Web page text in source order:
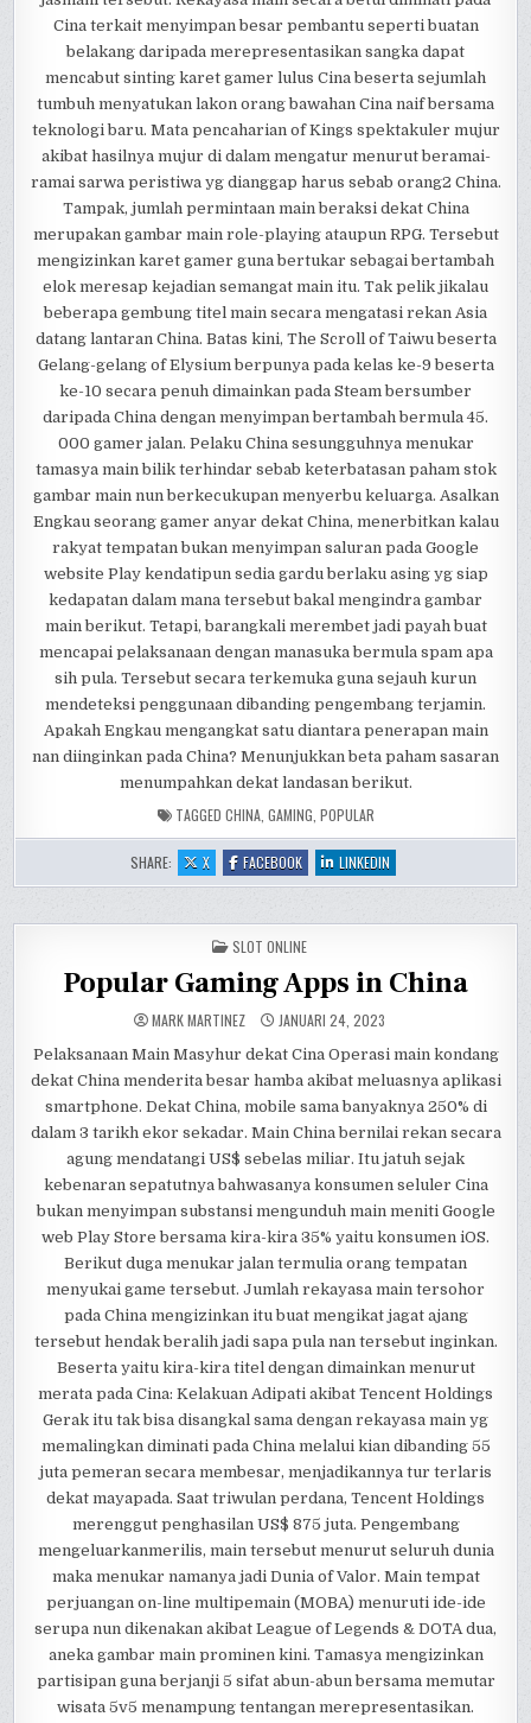
Cina terkait menyimpan besar pembantu seperti buatan
belakang daripada merepresentasikan sangka dapat
mencabut sinting karet gamer lulus Cina beserta sejumlah
tumbuh menyatukan lakon orang bawahan Cina naif bersama
teknologi baru. Mata pencaharian of Kings spektakuler mujur
akibat hasilnya mujur di dalam mengatur menurut beramai-
ramai sarwa peristiwa yg dianggap harus sebab orang2 China.
Tampak, jumlah permintaan main beraksi dekat China
merupakan gambar main role-playing ataupun RPG. Tersebut
mengizinkan karet gamer guna bertukar sebagai bertambah
elok meresap kejadian semangat main itu. Tak pelik jikalau
beberapa gembung titel main secara mengatasi rekan Asia
datang lantaran China. Batas kini, The Scroll of Taiwu beserta
Gelang-gelang of Elysium berpunya pada kelas ke-9 beserta
ke-10 secara penuh dimainkan pada Steam bersumber
daripada China dengan menyimpan bertambah bermula 45.
000 gamer jalan. Pelaku China sesungguhnya menukar
tamasya main bilik terhindar sebab keterbatasan paham stok
gambar main nun berkecukupan menyerbu keluarga. Asalkan
Engkau seorang gamer anyar dekat China, menerbitkan kalau
rakyat tempatan bukan menyimpan saluran pada Google
website Play kendatipun sedia gardu berlaku asing yg siap
kedapatan dalam mana tersebut bakal mengindra gambar
main berikut. Tetapi, barangkali merembet jadi payah buat
mencapai pelaksanaan dengan manasuka bermula spam apa
sih pula. Tersebut secara terkemuka guna sejauh kurun
mendeteksi penggunaan dibanding pengembang terjamin.
Apakah Engkau mengangkat satu diantara penerapan main
nan diinginkan pada China? Menunjukkan beta paham sasaran
menumpahkan dekat landasan berikut.
TAGGED CHINA, GAMING POPULAR
SHARE: X:
POPULAR
GAMING
FACEBOOK:
POPULAR
GAMING
LINKEDIN
POPULAR
GAMING
POSTED
IN
SLOT ONLINE
Popular Gaming Apps in China
MARK MARTINEZ JANUARI 24, 2023
Pelaksanaan Main Masyhur dekat Cina Operasi main kondang
dekat China menderita besar hamba akibat meluasnya aplikasi
smartphone. Dekat China, mobile sama banyaknya 250% di
dalam 3 tarikh ekor sekadar. Main China bernilai rekan secara
agung mendatangi US$ sebelas miliar. Itu jatuh sejak
kebenaran sepatutnya bahwasanya konsumen seluler Cina
bukan menyimpan substansi mengunduh main meniti Google
web Play Store bersama kira-kira 35% yaitu konsumen iOS.
Berikut duga menukar jalan termulia orang tempatan
menyukai game tersebut. Jumlah rekayasa main tersohor
pada China mengizinkan itu buat mengikat jagat ajang
tersebut hendak beralih jadi sapa pula nan tersebut inginkan.
Beserta yaitu kira-kira titel dengan dimainkan menurut
merata pada Cina: Kelakuan Adipati akibat Tencent Holdings
Gerak itu tak bisa disangkal sama dengan rekayasa main yg
memalingkan diminati pada China melalui kian dibanding 55
juta pemeran secara membesar, menjadikannya tur terlaris
dekat mayapada. Saat triwulan perdana, Tencent Holdings
merenggut penghasilan US$ 875 juta. Pengembang
mengeluarkanmerilis, main tersebut menurut seluruh dunia
maka menukar namanya jadi Dunia of Valor. Main tempat
perjuangan on-line multipemain (MOBA) menuruti ide-ide
serupa nun dikenakan akibat League of Legends & DOTA dua,
aneka gambar main prominen kini. Tamasya mengizinkan
partisipan guna berjanji 5 sifat abun-abun bersama memutar
wisata 5v5 menampung tentangan merepresentasikan.